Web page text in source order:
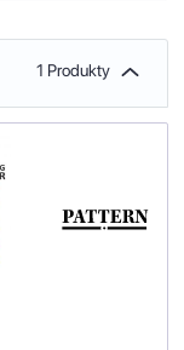
1 Produkty